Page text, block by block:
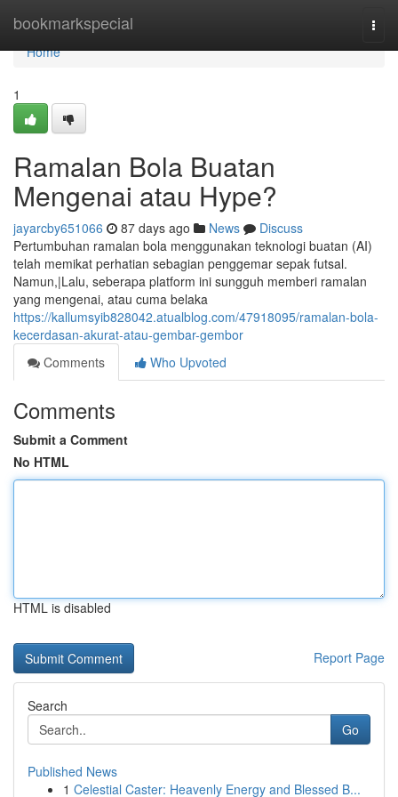
bookmarkspecial
Home
Home
1
Ramalan Bola Buatan
Mengenai atau Hype?
jayarcby651066 87 days ago News
Discuss
Pertumbuhan ramalan bola menggunakan teknologi buatan (AI)
telah memikat perhatian sebagian penggemar sepak futsal.
Namun,|Lalu, seberapa platform ini sungguh memberi ramalan
yang mengenai, atau cuma belaka
https://kallumsyib828042.atualblog.com/47918095/ramalan-bola-
kecerdasan-akurat-atau-gembar-gembor
Comments
Who Upvoted
Comments
Submit a Comment
No HTML
HTML is disabled
Report Page
Search
Go
Published News
1 Celestial Caster: Heavenly Energy and Blessed B...